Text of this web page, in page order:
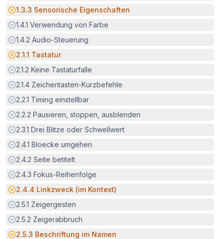
Potenzielle Barriere:
1.3.3 Sensorische Eigenschaften
Erfüllt:
1.4.1 Verwendung von Farbe
Erfüllt:
1.4.2 Audio-Steuerung
Potenzielle Barriere:
2.1.1 Tastatur
Erfüllt:
2.1.2 Keine Tastaturfalle
Erfüllt:
2.1.4 Zeichentasten-Kurzbefehle
Erfüllt:
2.2.1 Timing einstellbar
Erfüllt:
2.2.2 Pausieren, stoppen, ausblenden
Erfüllt:
2.3.1 Drei Blitze oder Schwellwert
Erfüllt:
2.4.1 Bloecke umgehen
Erfüllt:
2.4.2 Seite betitelt
Erfüllt:
2.4.3 Fokus-Reihenfolge
Potenzielle Barriere:
2.4.4 Linkzweck (im Kontext)
Erfüllt:
2.5.1 Zeigergesten
Erfüllt:
2.5.2 Zeigerabbruch
Potenzielle Barriere:
2.5.3 Beschriftung im Namen